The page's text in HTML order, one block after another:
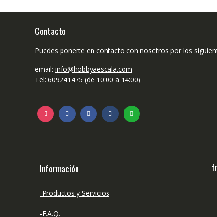
pueden
página
producto
Contacto
Puedes ponerte en contacto con nosotros por los
email: info@hobbyaescala.com
Tel: 609241475 (de 10:00 a 14:00)
Información
-Productos y Servicios
-F.A.Q.